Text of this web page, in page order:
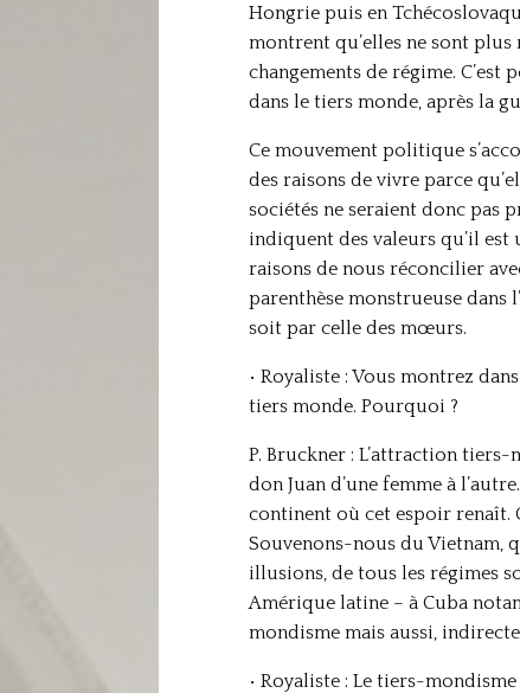
Hongrie puis en
montrent qu’elles ne sont plus
changements de régime.
dans le tiers monde, après la
Ce mouvement politique
des raisons de vivre parce
sociétés ne seraient donc pas
indiquent des valeurs qu’il est
raisons de nous réconcilier
parenthèse monstrueuse
soit par celle des mœurs.
• Royaliste : Vous montrez
tiers monde. Pourquoi ?
P. Bruckner : L’attraction
don Juan d’une femme à
continent où cet espoir renaît.
Souvenons-nous du Vietnam,
illusions, de tous les régimes
Amérique latine – à Cuba
mondisme mais aussi,
• Royaliste : Le tiers-